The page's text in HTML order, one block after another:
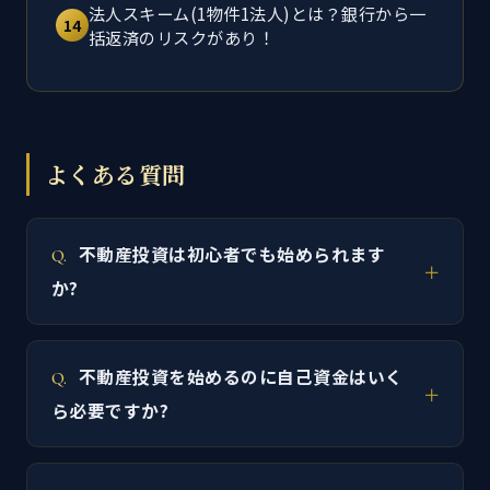
14 法人スキーム(1物件1法人)とは？銀行から一
括返済のリスクがあり！
よくある質問
不動産投資は初心者でも始められます
か?
不動産投資を始めるのに自己資金はいく
ら必要ですか?